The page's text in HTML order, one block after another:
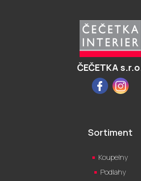
ČEČETKA
Facebook
Sortiment
Koupelny
Podlahy